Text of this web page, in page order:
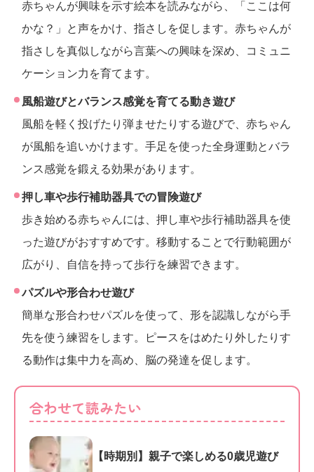
赤ちゃんが興味を示す絵本を読みながら、「ここは何
かな？」と声をかけ、指さしを促します。赤ちゃんが
指さしを真似しながら言葉への興味を深め、コミュニ
ケーション力を育てます。
風船遊びとバランス感覚を育てる動き遊び
風船を軽く投げたり弾ませたりする遊びで、赤ちゃん
が風船を追いかけます。手足を使った全身運動とバラ
ンス感覚を鍛える効果があります。
押し車や歩行補助器具での冒険遊び
歩き始める赤ちゃんには、押し車や歩行補助器具を使
った遊びがおすすめです。移動することで行動範囲が
広がり、自信を持って歩行を練習できます。
パズルや形合わせ遊び
簡単な形合わせパズルを使って、形を認識しながら手
先を使う練習をします。ピースをはめたり外したりす
る動作は集中力を高め、脳の発達を促します。
合わせて読みたい
【時期別】親子で楽しめる0歳児遊び